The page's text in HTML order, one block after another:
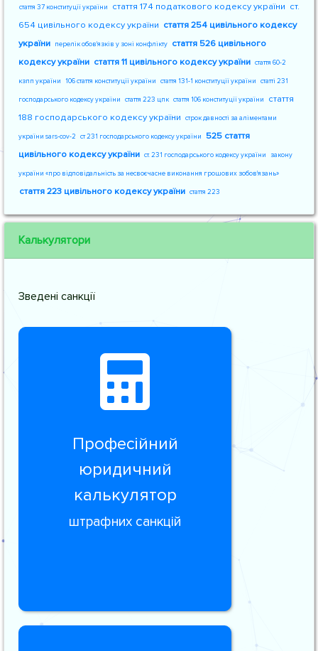
стаття 37 конституції україни стаття 174 податкового кодексу україни ст.
654 цивільного кодексу україни стаття 254 цивільного кодексу
україни перелік обов'язків у зоні конфлікту стаття 526 цивільного
кодексу україни стаття 11 цивільного кодексу україни стаття 60-2
кзпп україни 106 стаття конституції україни стаття 131-1 конституції україни статті 231
господарського кодексу україни стаття 223 цпк стаття 106 конституції україни
стаття
188 господарського кодексу україни строк давності за аліментами
україни sars-cov-2 ст 231 господарського кодексу україни 525 стаття
цивільного кодексу україни ст. 231 господарського кодексу україни закону
україни «про відповідальність за несвоєчасне виконання грошових зобов'язань»
стаття 223 цивільного кодексу україни стаття 223
Калькулятори
Зведені санкції
Професійний
юридичний
калькулятор
штрафних санкцій